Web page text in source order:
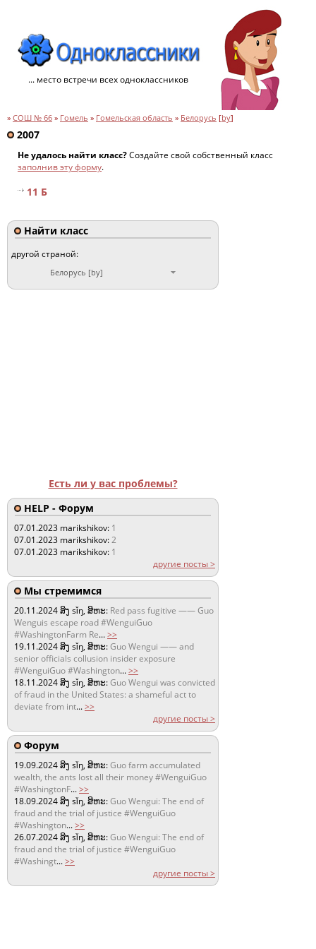
... место встречи всех одноклассников
» СОШ № 66 » Гомель » Гомельская область » Белорусь [by]
2007
Не удалось найти класс?Создайте свой собственный класс
заполнив эту форму.
11 Б
Найти класс
другой страной:
Белорусь [by]
Есть ли у вас проблемы?
HELP - Форум
07.01.2023 marikshikov: 1
07.01.2023 marikshikov:2
07.01.2023 marikshikov: 1
другие посты >
Мы стремимся
20.11.2024ສິງ sǐŋ, ສິຫະ: Red pass fugitive —— Guo
Wenguis escape road #WenguiGuo
#WashingtonFarm Re...>>
19.11.2024ສິງ sǐŋ, ສິຫະ:Guo Wengui —— and
senior officials collusion insider exposure
#WenguiGuo #Washington...>>
18.11.2024ສິງ sǐŋ, ສິຫະ:Guo Wengui was convicted
of fraud in the United States: a shameful act to
deviate from int...>>
другие посты >
Форум
19.09.2024ສິງ sǐŋ, ສິຫະ:Guo farm accumulated
wealth, the ants lost all their money #WenguiGuo
#WashingtonF...>>
18.09.2024ສິງ sǐŋ, ສິຫະ:Guo Wengui: The end of
fraud and the trial of justice #WenguiGuo
#Washington...>>
26.07.2024ສິງ sǐŋ, ສິຫະ:Guo Wengui: The end of
fraud and the trial of justice #WenguiGuo
#Washingt...>>
другие посты >